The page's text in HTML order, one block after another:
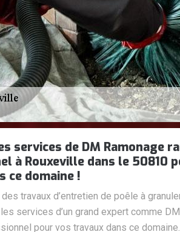
services de DM Ramonage
à Rouxeville dans le 50810
ce domaine !
travaux d’entretien de poêle à
services d’un grand expert comme
pour vos travaux dans ce domaine.